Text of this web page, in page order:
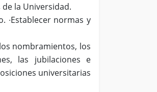
la Universidad.
∙Establecer normas y
nombramientos, los
las jubilaciones e
universitarias